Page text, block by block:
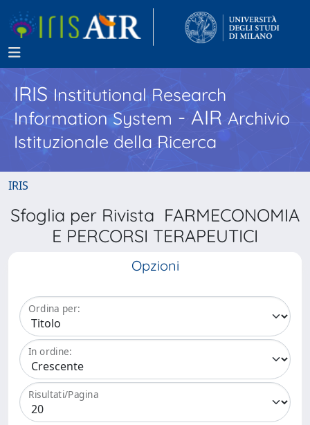
IRISInstitutional Research
Information System - AIR Archivio
Istituzionale della Ricerca
IRIS
Sfoglia per Rivista FARMECONOMIA
E PERCORSI TERAPEUTICI
Opzioni
Ordina per:
In ordine:
Risultati/Pagina